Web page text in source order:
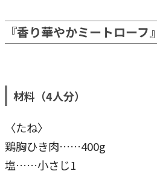
『香り華やかミートローフ
材料（4人分）
〈たね〉
鶏胸ひき肉……400g
塩……小さじ1